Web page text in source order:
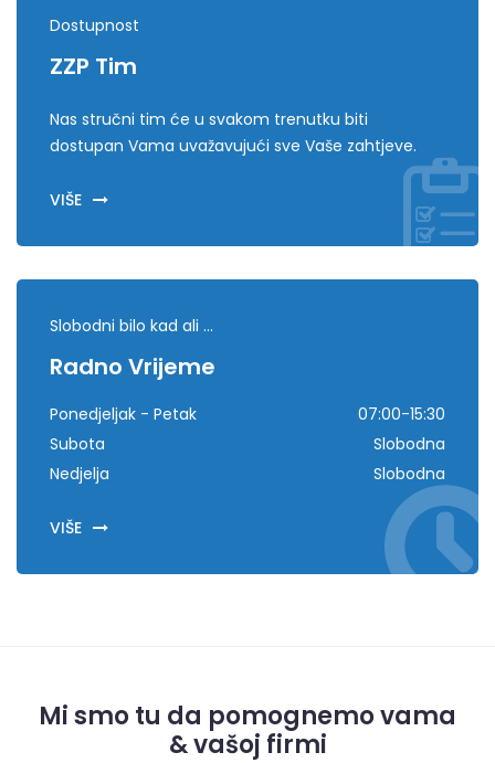
Dostupnost
ZZP Tim
Nas stručni tim će u svakom trenutku biti
dostupan Vama uvažavujući sve Vaše zahtjeve.
VIŠE
Slobodni bilo kad ali ...
Radno Vrijeme
Ponedjeljak - Petak
07:00-15:30
Subota
Slobodna
Nedjelja
Slobodna
VIŠE
Mi smo tu da pomognemo vama
& vašoj firmi